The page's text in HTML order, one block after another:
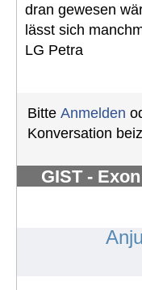
dran gewesen
lässt sich
LG Petra
Bitte Anmelden
Konversation
GIST -
Anju